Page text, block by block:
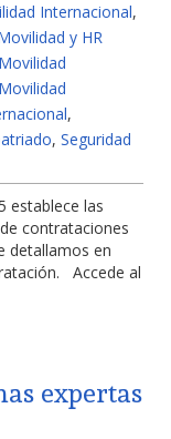
Internacional,
y HR
,
, Seguridad
establece las
contrataciones
detallamos en
Accede al
expertas